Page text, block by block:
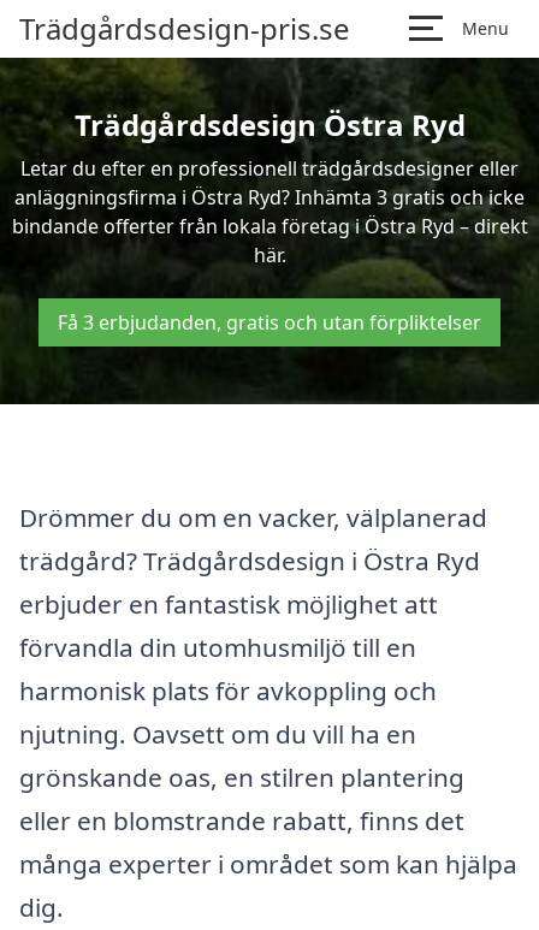
Trädgårdsdesign-pris.se Menu
Trädgårdsdesign Östra Ryd
Letar du efter en professionell trädgårdsdesigner eller
anläggningsfirma i Östra Ryd? Inhämta 3 gratis och icke
bindande offerter från lokala företag i Östra Ryd – direkt
här.
Få 3 erbjudanden, gratis och utan förpliktelser
Drömmer du om en vacker, välplanerad
trädgård? Trädgårdsdesign i Östra Ryd
erbjuder en fantastisk möjlighet att
förvandla din utomhusmiljö till en
harmonisk plats för avkoppling och
njutning. Oavsett om du vill ha en
grönskande oas, en stilren plantering
eller en blomstrande rabatt, finns det
många experter i området som kan hjälpa
dig.